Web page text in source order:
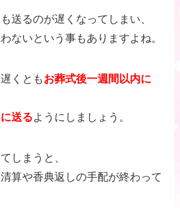
送るのが遅くなってしまい、
ないという事もありますよね。
くとも お葬式後一週間以内に
送るようにしましょう。
しまうと、
算や香典返しの手配が終わって